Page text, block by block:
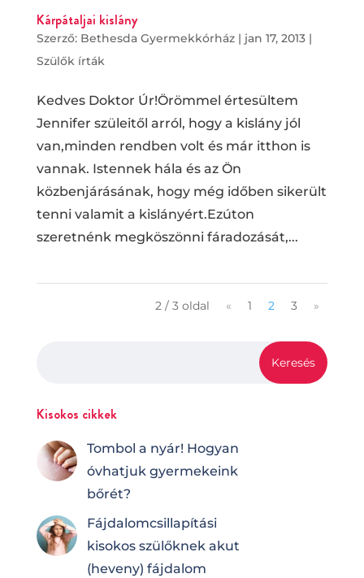
Kárpátaljai kislány
Szerző: Bethesda Gyermekkórház| jan 17, 2013|
Szülők írták
Kedves Doktor Úr!Örömmel értesültem
Jennifer szüleitől arról, hogy a kislány jól
van,minden rendben volt és már itthon is
vannak. Istennek hála és az Ön
közbenjárásának, hogy még időben sikerült
tenni valamit a kislányért.Ezúton
szeretnénk megköszönni fáradozását,...
2 / 3 oldal « 1 2 3 »
Kisokos cikkek
Tombol a nyár! Hogyan
óvhatjuk gyermekeink
bőrét?
Fájdalomcsilla­pí­tá­si
kisokos szülőknek akut
(heveny) fájdalom